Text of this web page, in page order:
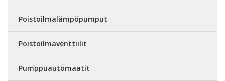
Poistoilmalämpöpumput
Poistoilmaventtiilit
Pumppuautomaatit